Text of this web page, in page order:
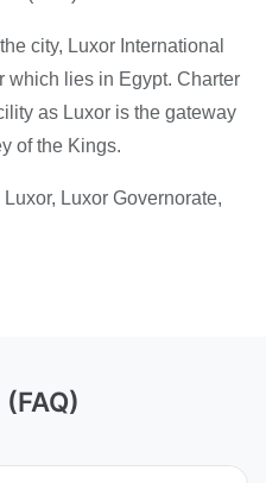
city, Luxor International
which lies in Egypt. Charter
as Luxor is the gateway
of the Kings.
Luxor Governorate,